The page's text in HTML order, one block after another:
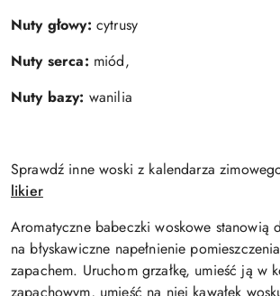
Nuty głowy: cytrusy
Nuty serca: miód,
Nuty bazy: wanilia
Sprawdź inne woski z kalendarza
likier
Aromatyczne babeczki woskowe stanowią
na błyskawiczne napełnienie
zapachem. Uruchom grzałkę, umieść ją w